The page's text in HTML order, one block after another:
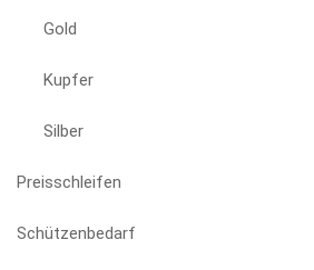
Gold
Kupfer
Silber
Preisschleifen
Schützenbedarf